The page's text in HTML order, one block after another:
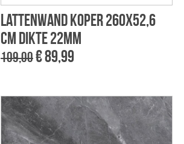
Lattenwand koper 260x52,6
cm dikte 22mm
109,00€ 89,99